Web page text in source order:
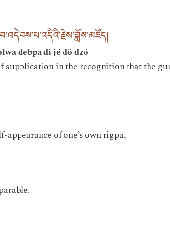
debpa di jé dö dzö
supplication in the recognition that the
of one’s own rigpa,